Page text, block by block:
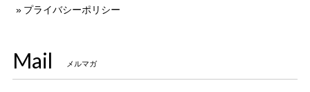
プライバシーポリシー
Mail メルマガ